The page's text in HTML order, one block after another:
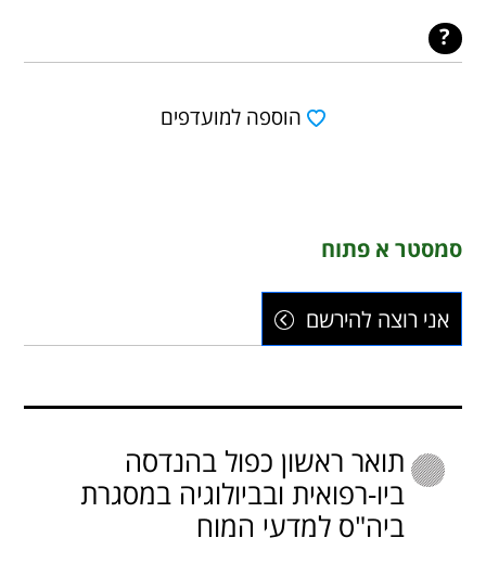
הוספה למועדפים
סמסטר א פתוח
אני רוצה להירשם
תואר ראשון כפול בהנדסה
ביו-רפואית ובביולוגיה במסגרת
ביה"ס למדעי המוח